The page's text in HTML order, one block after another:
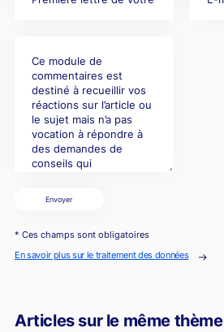
Envoyer
* Ces champs sont obligatoires
En savoir plus sur le traitement des données
Articles sur le même thème